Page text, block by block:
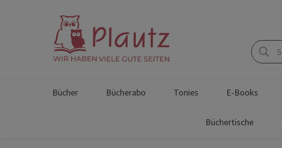
Bücher Bücherabo Tonies E-Books
Büchertische